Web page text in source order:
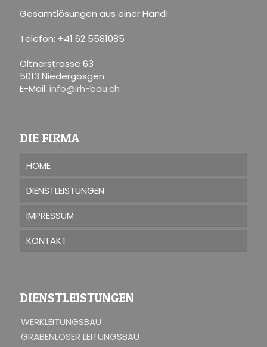
Gesamtlösungen aus einer Hand!
Telefon: +41 62 5581085
Oltnerstrasse 63
5013 Niedergösgen
E-Mail: info@irh-bau.ch
DIE FIRMA
HOME
DIENSTLEISTUNGEN
IMPRESSUM
KONTAKT
DIENSTLEISTUNGEN
WERKLEITUNGSBAU
GRABENLOSER LEITUNGSBAU